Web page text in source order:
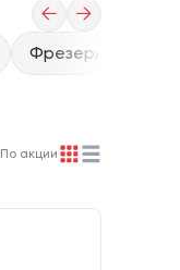
← →
Фрезерные
По акции